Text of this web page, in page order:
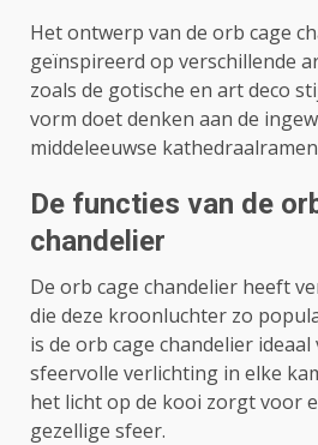
Het ontwerp van de orb cage
geïnspireerd op verschillende
zoals de gotische en art deco
vorm doet denken aan de
middeleeuwse
De functies van de
chandelier
De orb cage chandelier heeft
die deze kroonluchter zo
is de orb cage chandelier
sfeervolle verlichting in elke
het licht op de kooi zorgt voor
gezellige sfeer.